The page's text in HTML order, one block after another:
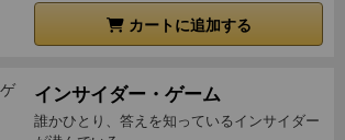
カートに追加する
インサイダー・ゲーム
誰かひとり、答えを知っているインサイダー